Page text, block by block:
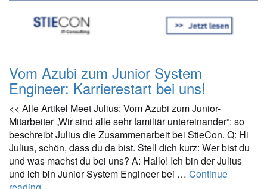
Vom Azubi zum Junior System
Engineer: Karrierestart bei uns!
<< Alle Artikel Meet Julius: Vom Azubi zum Junior-
Mitarbeiter „Wir sind alle sehr familiär untereinander“: so
beschreibt Julius die Zusammenarbeit bei StieCon. Q: Hi
Julius, schön, dass du da bist. Stell dich kurz: Wer bist du
und was machst du bei uns? A: Hallo! Ich bin der Julius
und ich bin Junior System Engineer bei … Continue